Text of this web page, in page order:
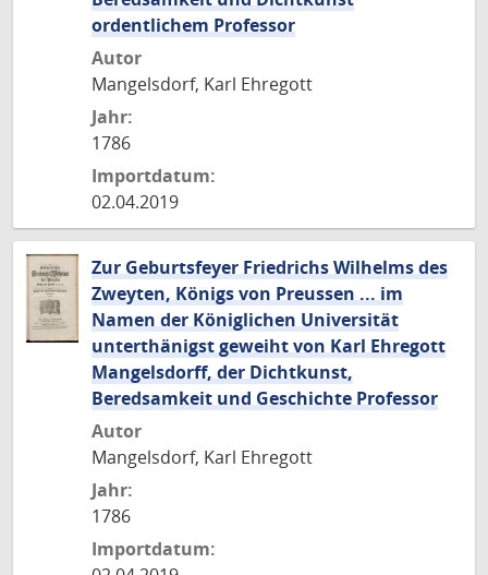
ordentlichem Professor
Autor
Mangelsdorf, Karl Ehregott
Jahr:
1786
Importdatum:
02.04.2019
Zur Geburtsfeyer Friedrichs Wilhelms des
Zweyten, Königs von Preussen ... im
Namen der Königlichen Universität
unterthänigst geweiht von Karl Ehregott
Mangelsdorff, der Dichtkunst,
Beredsamkeit und Geschichte Professor
Autor
Mangelsdorf, Karl Ehregott
Jahr:
1786
Importdatum: